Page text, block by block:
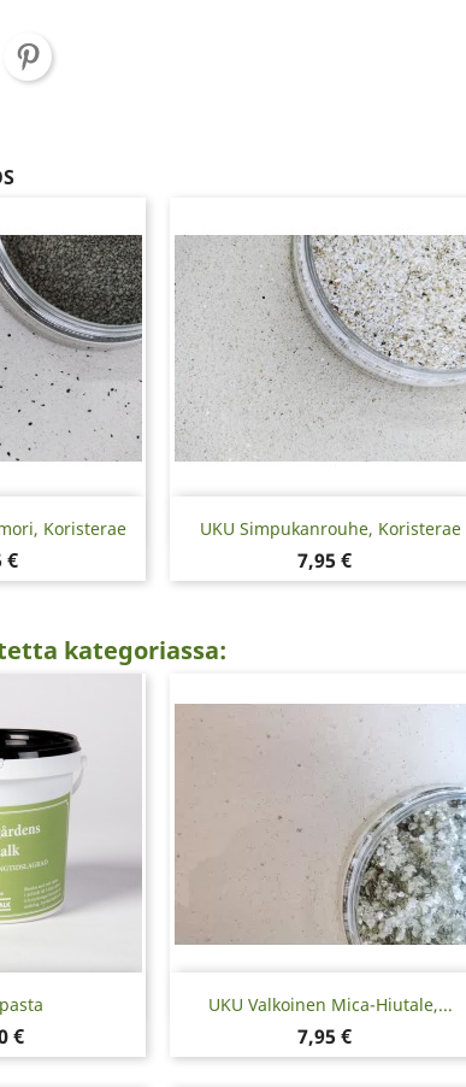
Koristerae
€
UKU Simpukanrouhe, Koristerae
Hinta
7,95 €
Pikakatselu
kategoriassa:
€
UKU Valkoinen Mica-Hiutale,...
Hinta
7,95 €
Pikakatselu